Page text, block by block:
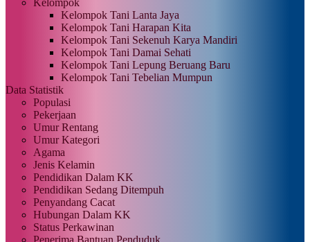
Kelompok
Kelompok Tani Lanta Jaya
Kelompok Tani Harapan Kita
Kelompok Tani Sekenuh Karya Mandiri
Kelompok Tani Damai Sehati
Kelompok Tani Lepung Beruang Baru
Kelompok Tani Tebelian Mumpun
Data Statistik
Populasi
Pekerjaan
Umur Rentang
Umur Kategori
Agama
Jenis Kelamin
Pendidikan Dalam KK
Pendidikan Sedang Ditempuh
Penyandang Cacat
Hubungan Dalam KK
Status Perkawinan